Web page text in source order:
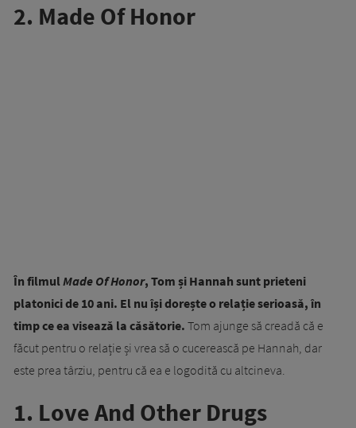
2. Made Of Honor
În filmulMade Of Honor, Tom și Hannah sunt prieteni
platonici de 10 ani. El nu își dorește o relație serioasă, în
timp ce ea visează la căsătorie. Tom ajunge să creadă că e
făcut pentru o relație și vrea să o cucerească pe Hannah, dar
este prea târziu, pentru că ea e logodită cu altcineva.
1. Love And Other Drugs